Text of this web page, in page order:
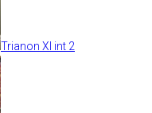
Trianon XI int 2